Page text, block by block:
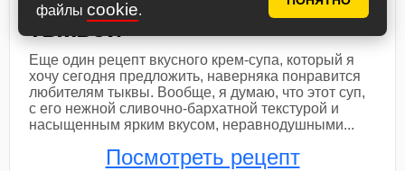
файлы cookie.
тыквой
Еще один рецепт вкусного крем-супа, который я
хочу сегодня предложить, наверняка понравится
любителям тыквы. Вообще, я думаю, что этот суп,
с его нежной сливочно-бархатной текстурой и
насыщенным ярким вкусом, неравнодушными...
Посмотреть рецепт